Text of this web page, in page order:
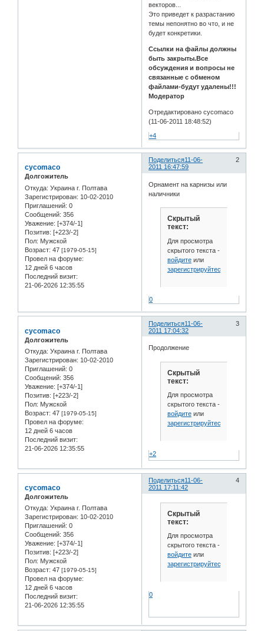
векторов...
Это приведет к разрастанию
темы непонятно во что, и не
будет конкретики.
Ссылки на файлы должны
быть закрыты.Все
обсуждения и вопросы не
связанные с обменом
файлами-будут удалены!!!
Модератор
Отредактировано cycomaco
(11-06-2011 18:48:52)
+4
Поделиться 2
11-06-
2011 16:47:59
cycomaco
Долгожитель
Откуда: Украина г. Полтава
Зарегистрирован: 10-02-2010
Приглашений: 0
Сообщений: 356
Уважение: [+374/-1]
Позитив: [+223/-2]
Пол: Мужской
Возраст: 47 [1979-05-15]
Провел на форуме:
12 дней 6 часов
Последний визит:
21-06-2026 12:35:55
Орнамент на карнизы или
наличники
Скрытый
текст:
Для просмотра
скрытого текста -
войдитеили
зарегистрируйтесь
0
Поделиться 3
11-06-
2011 17:04:32
cycomaco
Долгожитель
Откуда: Украина г. Полтава
Зарегистрирован: 10-02-2010
Приглашений: 0
Сообщений: 356
Уважение: [+374/-1]
Позитив: [+223/-2]
Пол: Мужской
Возраст: 47 [1979-05-15]
Провел на форуме:
12 дней 6 часов
Последний визит:
21-06-2026 12:35:55
Продолжение
Скрытый
текст:
Для просмотра
скрытого текста -
войдитеили
зарегистрируйтесь
+2
Поделиться 4
11-06-
2011 17:11:42
cycomaco
Долгожитель
Откуда: Украина г. Полтава
Зарегистрирован: 10-02-2010
Приглашений: 0
Сообщений: 356
Уважение: [+374/-1]
Позитив: [+223/-2]
Пол: Мужской
Возраст: 47 [1979-05-15]
Провел на форуме:
12 дней 6 часов
Последний визит:
21-06-2026 12:35:55
Скрытый
текст:
Для просмотра
скрытого текста -
войдитеили
зарегистрируйтесь
0